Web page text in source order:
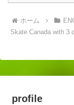
ホーム
Skate Canada with 3
profile